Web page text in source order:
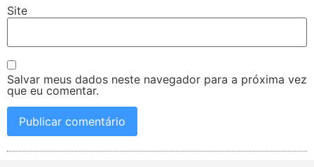
Site
Salvar meus dados neste navegador para a próxima vez
que eu comentar.